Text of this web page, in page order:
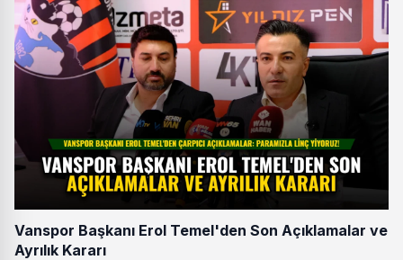
Vanspor Başkanı Erol Temel'den Son Açıklamalar ve
Ayrılık Kararı